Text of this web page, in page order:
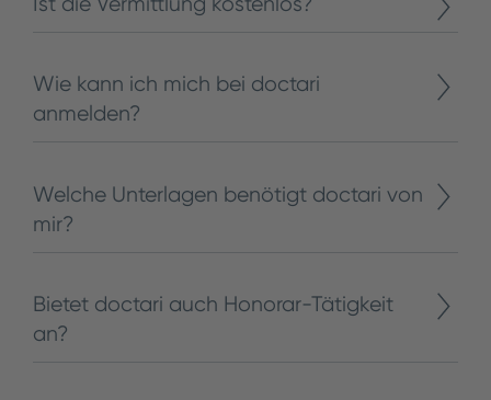
Wie kann ich mich bei doctari
anmelden?
Welche Unterlagen benötigt doctari von
mir?
Bietet doctari auch Honorar-Tätigkeit
an?